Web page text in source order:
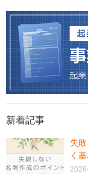
新着記事
失
く